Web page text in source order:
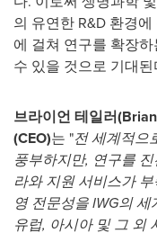
의 유연한 R&D 환경
에 걸쳐 연구를 확장
수 있을 것으로 기대된
브라이언 테일러(
(CEO)는 "전 세계적으
풍부하지만, 연구를
라와 지원 서비스가
영 전문성을 IWG의
유럽, 아시아 및 그 외